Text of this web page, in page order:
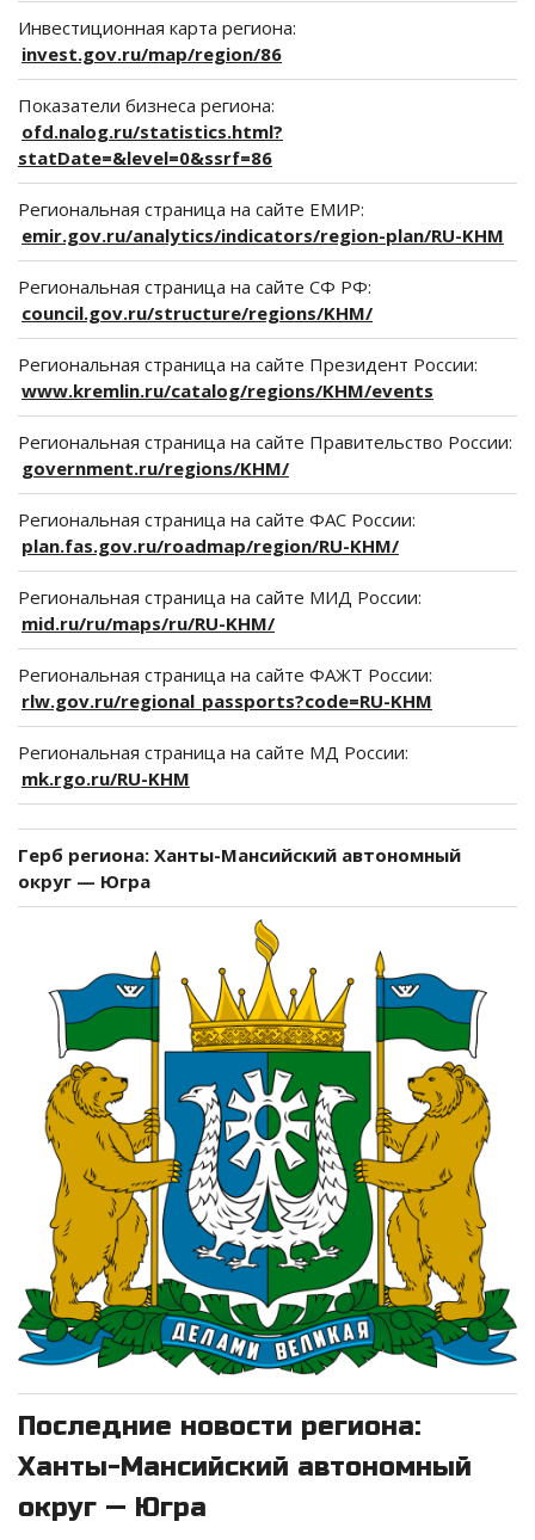
Инвестиционная карта региона:
invest.gov.ru/map/region/86
Показатели бизнеса региона:
ofd.nalog.ru/statistics.html?
statDate=&level=0&ssrf=86
Региональная страница на сайте ЕМИР:
emir.gov.ru/analytics/indicators/region-plan/RU-KHM
Региональная страница на сайте СФ РФ:
council.gov.ru/structure/regions/KHM/
Региональная страница на сайте Президент России:
www.kremlin.ru/catalog/regions/KHM/events
Региональная страница на сайте Правительство России:
government.ru/regions/KHM/
Региональная страница на сайте ФАС России:
plan.fas.gov.ru/roadmap/region/RU-KHM/
Региональная страница на сайте МИД России:
mid.ru/ru/maps/ru/RU-KHM/
Региональная страница на сайте ФАЖТ России:
rlw.gov.ru/regional_passports?code=RU-KHM
Региональная страница на сайте МД России:
mk.rgo.ru/RU-KHM
Герб региона: Ханты-Мансийский автономный
округ — Югра
Последние новости региона:
Ханты-Мансийский автономный
округ — Югра